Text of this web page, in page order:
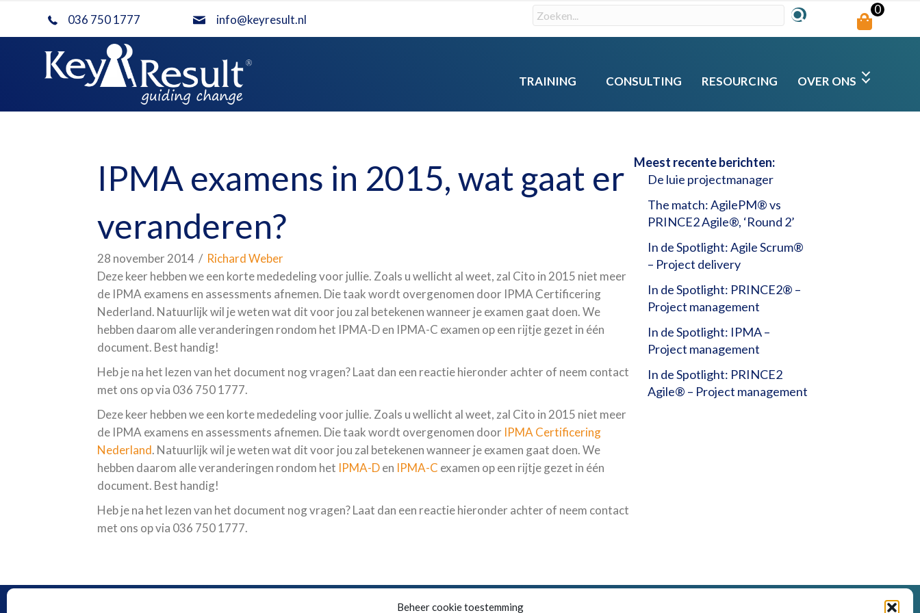
Beheer cookie toestemming
036 750 1777 info@keyresult.nl
0
TRAINING CONSULTING RESOURCING OVER ONS
IPMA examens in 2015, wat gaat er
veranderen?
28 november 2014 / Richard Weber
Deze keer hebben we een korte mededeling voor jullie. Zoals u wellicht al weet, zal Cito in 2015 niet meer
de IPMA examens en assessments afnemen. Die taak wordt overgenomen door IPMA Certificering
Nederland. Natuurlijk wil je weten wat dit voor jou zal betekenen wanneer je examen gaat doen. We
hebben daarom alle veranderingen rondom het IPMA-D en IPMA-C examen op een rijtje gezet in één
document. Best handig!
Heb je na het lezen van het document nog vragen? Laat dan een reactie hieronder achter of neem contact
met ons op via 036 750 1777.
Deze keer hebben we een korte mededeling voor jullie. Zoals u wellicht al weet, zal Cito in 2015 niet meer
de IPMA examens en assessments afnemen. Die taak wordt overgenomen door IPMA Certificering
Nederland. Natuurlijk wil je weten wat dit voor jou zal betekenen wanneer je examen gaat doen. We
hebben daarom alle veranderingen rondom het IPMA-Den IPMA-C examen op een rijtje gezet in één
document. Best handig!
Heb je na het lezen van het document nog vragen? Laat dan een reactie hieronder achter of neem contact
met ons op via 036 750 1777.
Meest recente berichten:
De luie projectmanager
The match: AgilePM® vs
PRINCE2 Agile®, ‘Round 2’
In de Spotlight: Agile Scrum®
– Project delivery
In de Spotlight: PRINCE2® –
Project management
In de Spotlight: IPMA –
Project management
In de Spotlight: PRINCE2
Agile® – Project management
Algemene voorwaarden